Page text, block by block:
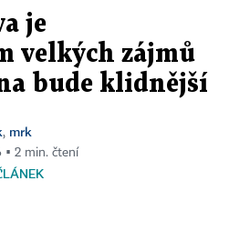
je
velkých zájmů
bude klidnější
, mrk
▪ 2 min. čtení